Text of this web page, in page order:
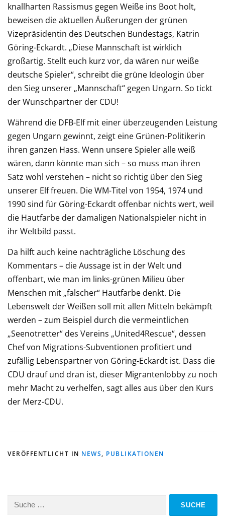
knallharten Rassismus gegen Weiße ins Boot holt,
beweisen die aktuellen Äußerungen der grünen
Vizepräsidentin des Deutschen Bundestags, Katrin
Göring-Eckardt. „Diese Mannschaft ist wirklich
großartig. Stellt euch kurz vor, da wären nur weiße
deutsche Spieler“, schreibt die grüne Ideologin über
den Sieg unserer „Mannschaft“ gegen Ungarn. So tickt
der Wunschpartner der CDU!
Während die DFB-Elf mit einer überzeugenden Leistung
gegen Ungarn gewinnt, zeigt eine Grünen-Politikerin
ihren ganzen Hass. Wenn unsere Spieler alle weiß
wären, dann könnte man sich – so muss man ihren
Satz wohl verstehen – nicht so richtig über den Sieg
unserer Elf freuen. Die WM-Titel von 1954, 1974 und
1990 sind für Göring-Eckardt offenbar nichts wert, weil
die Hautfarbe der damaligen Nationalspieler nicht in
ihr Weltbild passt.
Da hilft auch keine nachträgliche Löschung des
Kommentars – die Aussage ist in der Welt und
offenbart, wie man im links-grünen Milieu über
Menschen mit „falscher“ Hautfarbe denkt. Die
Lebenswelt der Weißen soll mit allen Mitteln bekämpft
werden – zum Beispiel durch die vermeintlichen
„Seenotretter“ des Vereins „United4Rescue“, dessen
Chef von Migrations-Subventionen profitiert und
zufällig Lebenspartner von Göring-Eckardt ist. Dass die
CDU drauf und dran ist, dieser Migrantenlobby zu noch
mehr Macht zu verhelfen, sagt alles aus über den Kurs
der Merz-CDU.
VERÖFFENTLICHT IN NEWS, PUBLIKATIONEN
Suche